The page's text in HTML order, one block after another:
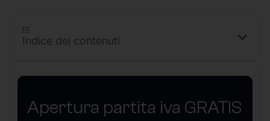
Apertura partita iva GRATIS
Indice dei contenuti